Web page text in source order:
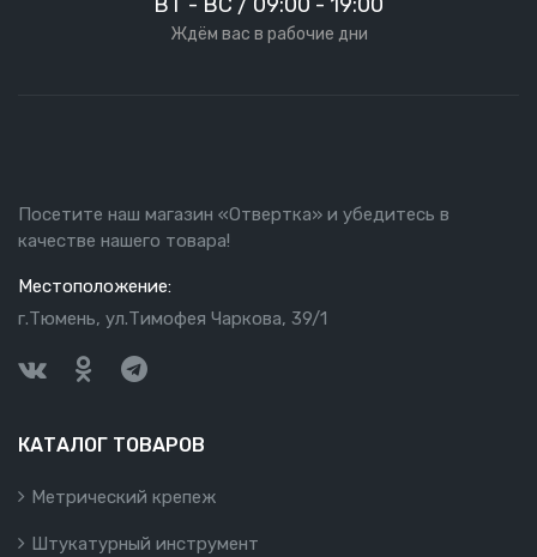
Ждём вас в рабочие дни
Посетите наш магазин «Отвертка» и убедитесь в
качестве нашего товара!
Местоположение:
г.Тюмень, ул.Тимофея Чаркова, 39/1
КАТАЛОГ ТОВАРОВ
Метрический крепеж
Штукатурный инструмент